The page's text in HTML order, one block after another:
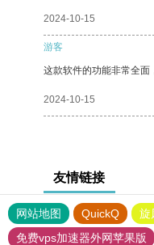
2024-10-15
游客
这款软件的功能非常全面
2024-10-15
友情链接
网站地图 QuickQ 旋
免费vps加速器外网苹果版